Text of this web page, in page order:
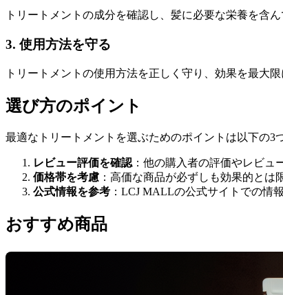
トリートメントの成分を確認し、髪に必要な栄養を含
3. 使用方法を守る
トリートメントの使用方法を正しく守り、効果を最大
選び方のポイント
最適なトリートメントを選ぶためのポイントは以下の3
レビュー評価を確認 ：他の購入者の評価やレビュ
価格帯を考慮 ：高価な商品が必ずしも効果的とは
公式情報を参考 ：LCJ MALLの公式サイトでの情
おすすめ商品